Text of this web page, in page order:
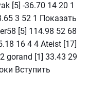
[5] -36.70 14 20 1
3 52 1 Показать
[5] 114.98 52 68
16 4 4 Ateist [17]
gorand [1] 33.43 29
Вступить